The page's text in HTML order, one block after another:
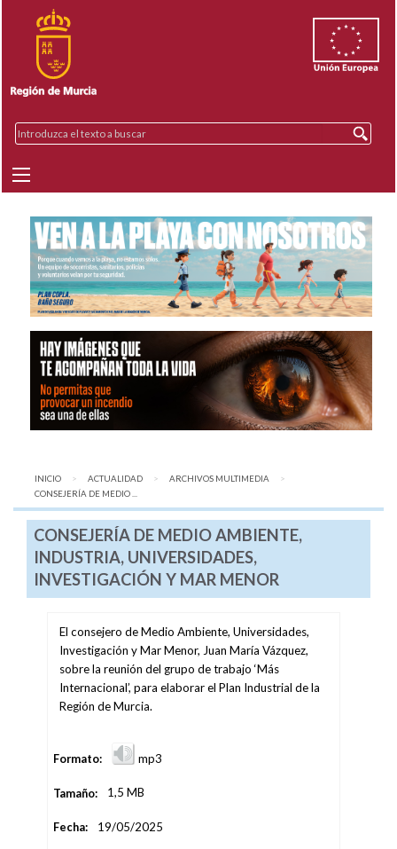
INICIO ACTUALIDAD
ARCHIVOS MULTIMEDIA
AQUÍ:
CONSEJERÍA DE MEDIO ...
CONSEJERÍA DE MEDIO AMBIENTE,
INDUSTRIA, UNIVERSIDADES,
INVESTIGACIÓN Y MAR MENOR
El consejero de Medio Ambiente, Universidades,
Investigación y Mar Menor, Juan María Vázquez,
sobre la reunión del grupo de trabajo ‘Más
Internacional’, para elaborar el Plan Industrial de la
Región de Murcia.
Formato: mp3
Tamaño: 1,5 MB
Fecha: 19/05/2025